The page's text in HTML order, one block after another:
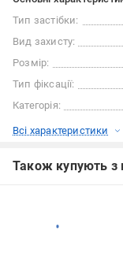
Тип застібки:
Вид захисту:
Розмір:
Тип фіксації:
Категорія:
Всі характеристики
Також купують з